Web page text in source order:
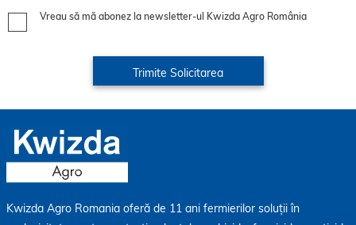
Vreau să mă abonez la newsletter-ul Kwizda Agro România
Kwizda Agro Romania oferă de 11 ani fermierilor soluții în